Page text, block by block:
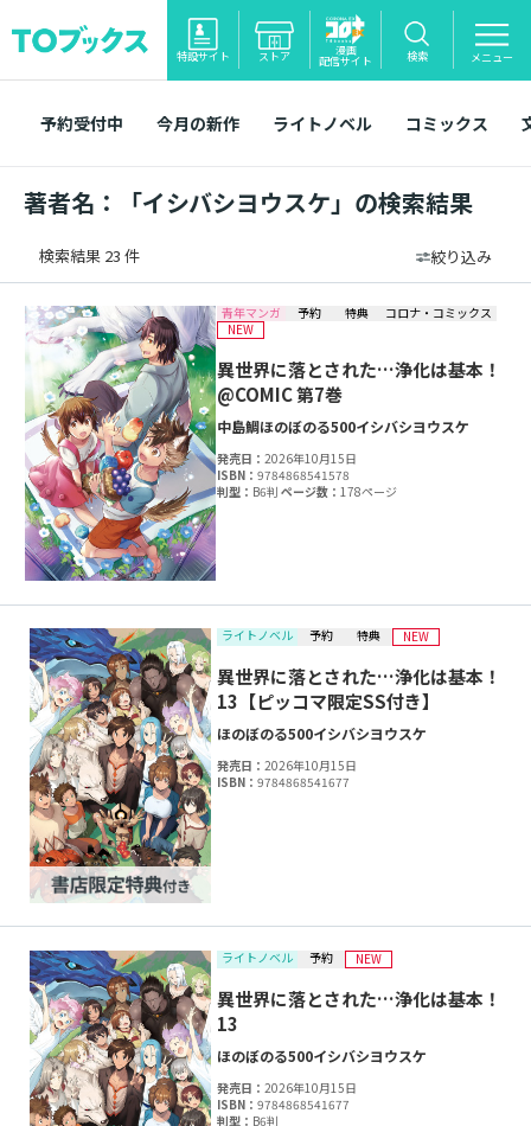
特設サイト ストア 漫画
配信サイト 検索 メニュー
予約受付中 今月の新作 ライトノベル コミックス
著者名：「イシバシヨウスケ」の検索結果
検索結果 23 件 絞り込み
青年マンガ 予約 特典
コロナ・コミックス
NEW
異世界に落とされた…浄化は基本！
@COMIC 第7巻
中島鯛ほのぼのる500イシバシヨウスケ
発売日：2026年10月15日
ISBN：9784868541578
判型： B6判ページ数：178ページ
ライトノベル 予約 特典 NEW
異世界に落とされた…浄化は基本！
13【ピッコマ限定SS付き】
ほのぼのる500イシバシヨウスケ
発売日：2026年10月15日
ISBN：9784868541677
ライトノベル 予約 NEW
異世界に落とされた…浄化は基本！
13
ほのぼのる500イシバシヨウスケ
発売日：2026年10月15日
ISBN：9784868541677
判型： B6判